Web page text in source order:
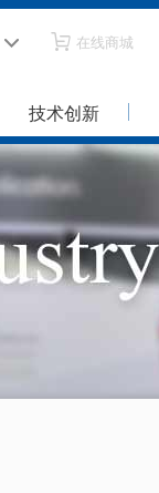
在线商城
技术创新